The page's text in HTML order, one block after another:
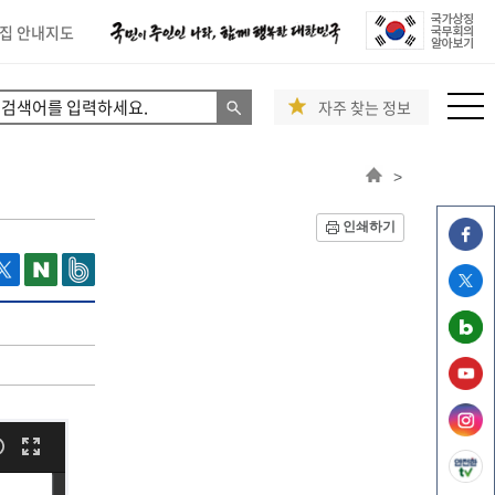
안내지도
자주 찾는 정보
>
인쇄하기